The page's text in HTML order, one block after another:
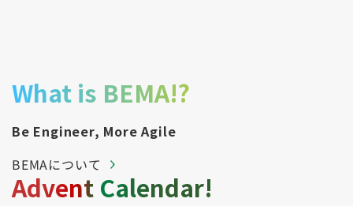
What is BEMA!?
Be Engineer, More Agile
BEMAについて
Advent Calendar!